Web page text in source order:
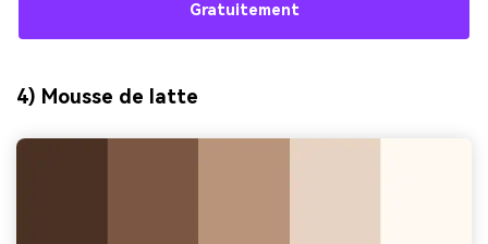
Gratuitement
4) Mousse de latte